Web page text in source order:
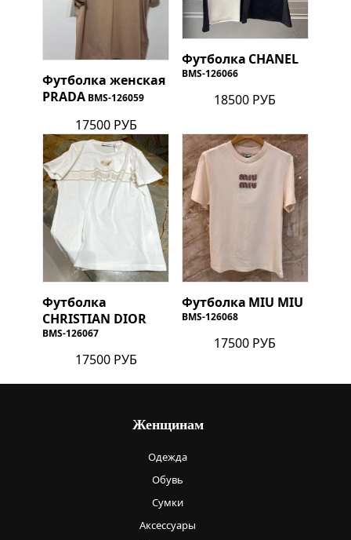
Футболка женская
PRADA BMS-126059
17500 РУБ
Футболка CHANEL
BMS-126066
18500 РУБ
Футболка
CHRISTIAN DIOR
BMS-126067
17500 РУБ
Футболка MIU MIU
BMS-126068
17500 РУБ
Женщинам
Одежда
Обувь
Сумки
Аксессуары